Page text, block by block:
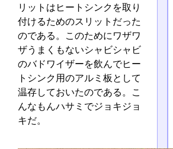
リットはヒートシンクを取り
付けるためのスリットだった
のである。このためにワザワ
ザうまくもないシャビシャビ
のバドワイザーを飲んでヒー
トシンク用のアルミ板として
温存しておいたのである。こ
んなもんハサミでジョキジョ
キだ。